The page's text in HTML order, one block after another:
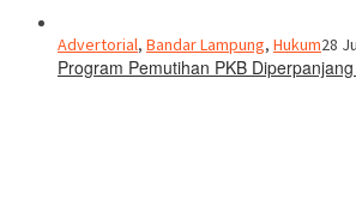
Advertorial, Bandar Lampung, Hukum28
Program Pemutihan PKB